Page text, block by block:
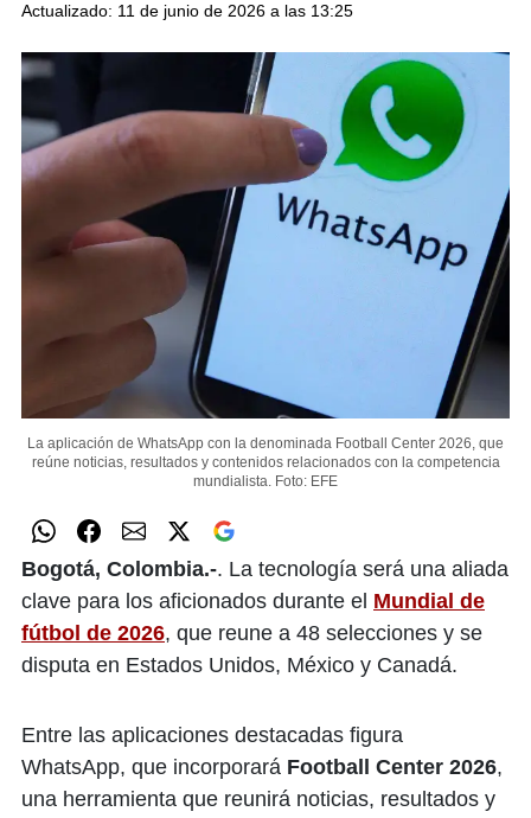
Actualizado: 11 de junio de 2026 a las 13:25
La aplicación de WhatsApp con la denominada Football Center 2026, que
reúne noticias, resultados y contenidos relacionados con la competencia
mundialista. Foto: EFE
Bogotá, Colombia.-. La tecnología será una aliada
clave para los aficionados durante el Mundial de
fútbol de 2026, que reune a 48 selecciones y se
disputa en Estados Unidos, México y Canadá.
Entre las aplicaciones destacadas figura
WhatsApp, que incorporará Football Center 2026,
una herramienta que reunirá noticias, resultados y